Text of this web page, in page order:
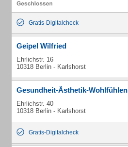
Gratis-Digitalcheck
Geipel Wilfried
Ehrlichstr. 16
10318 Berlin - Karlshorst
Gesundheit-Ästhetik-Wohlfühlen
Ehrlichstr. 40
10318 Berlin - Karlshorst
Gratis-Digitalcheck